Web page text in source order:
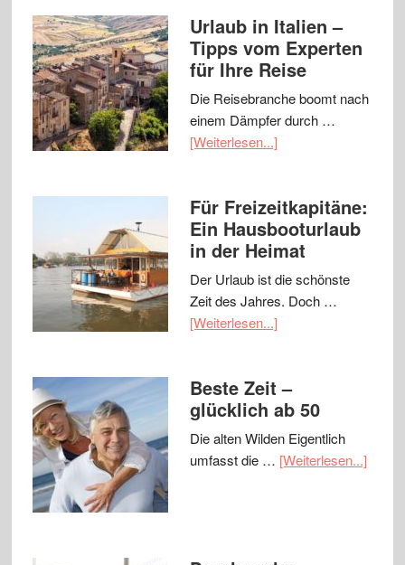
Urlaub in Italien –
Tipps vom Experten
für Ihre Reise
Die Reisebranche boomt nach
einem Dämpfer durch …
[Weiterlesen...]
Für Freizeitkapitäne:
Ein Hausbooturlaub
in der Heimat
Der Urlaub ist die schönste
Zeit des Jahres. Doch …
[Weiterlesen...]
Beste Zeit –
glücklich ab 50
Die alten Wilden Eigentlich
umfasst die … [Weiterlesen...]